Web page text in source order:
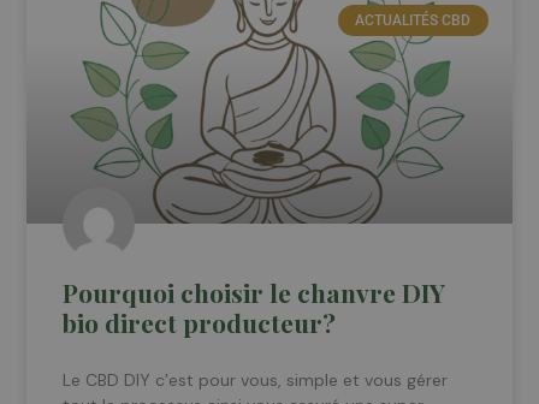
ACTUALITÉS CBD
Pourquoi choisir le chanvre DIY
bio direct producteur?
Le CBD DIY c’est pour vous, simple et vous gérer